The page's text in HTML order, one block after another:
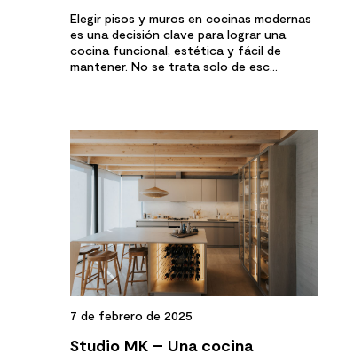
y muros en cocinas modernas
Elegir pisos y muros en cocinas modernas
es una decisión clave para lograr una
cocina funcional, estética y fácil de
mantener. No se trata solo de esc...
7 de febrero de 2025
Studio MK – Una cocina